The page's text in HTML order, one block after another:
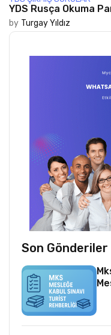
YDS Rusça Okuma
by Turgay Yıldız
Son Gönderiler